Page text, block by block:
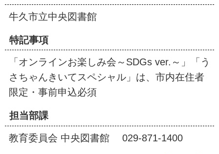
牛久市立中央図書館
特記事項
「オンラインお楽しみ会～SDGs ver.～」「う
さちゃんきいてスペシャル」は、市内在住者
限定・事前申込必須
担当部課
教育委員会 中央図書館 029-871-1400